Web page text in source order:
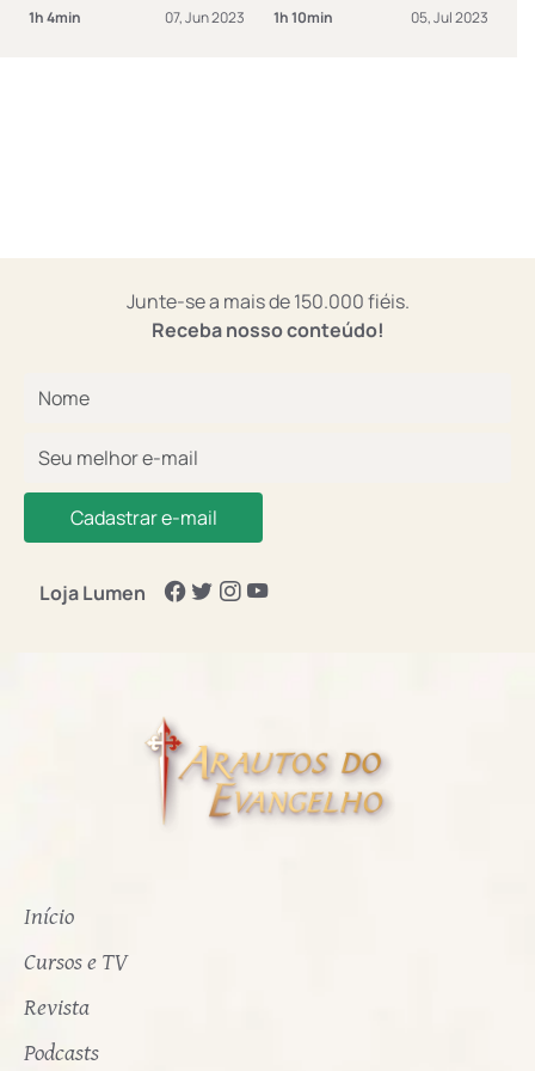
1h 4min 07, Jun 2023
Garantia de salvação
1h 10min 05, Jul 2023
Junte-se a mais de 150.000 fiéis.
Receba nosso conteúdo!
Cadastrar e-mail
Loja Lumen
Início
Cursos e TV
Revista
Podcasts